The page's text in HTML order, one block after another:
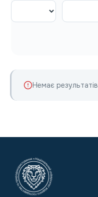
Немає результатів